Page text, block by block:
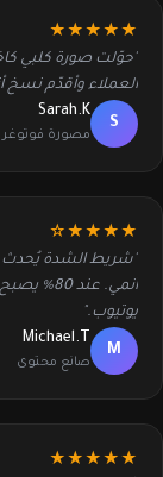
★★★★★
"حوّلت صورة كلبي
العملاء وأقدّم نسخ
S
Sarah.K
مصورة
★★★★☆
أنمي.
يوتيوب."
M
Michael.T
صانع محتوى
★★★★★